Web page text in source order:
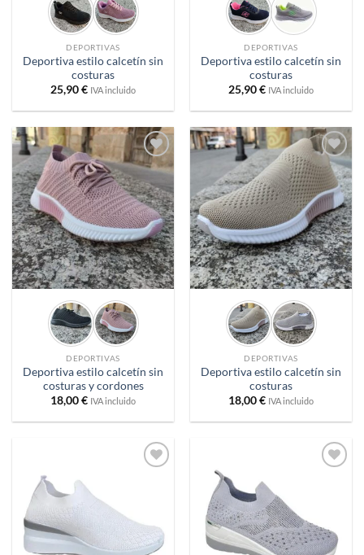
DEPORTIVAS
Deportiva estilo calcetín sin
costuras
25,90€ IVA incluido
DEPORTIVAS
Deportiva estilo calcetín sin
costuras
25,90€ IVA incluido
Añadir
deseos
DEPORTIVAS
Deportiva estilo calcetín sin
costuras y cordones
18,00€ IVA incluido
Añadir
deseos
DEPORTIVAS
Deportiva estilo calcetín sin
costuras
18,00€ IVA incluido